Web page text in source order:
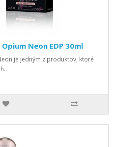
Neon EDP 30ml
je jedným z produktov, ktoré